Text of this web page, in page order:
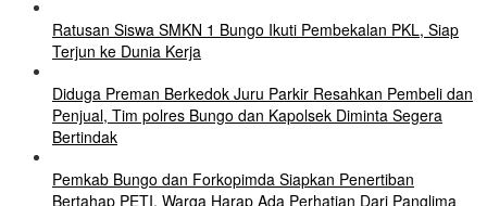
Ratusan Siswa SMKN 1 Bungo Ikuti Pembekalan PKL, Siap
Terjun ke Dunia Kerja
Diduga Preman Berkedok Juru Parkir Resahkan Pembeli dan
Penjual, Tim polres Bungo dan Kapolsek Diminta Segera
Bertindak
Pemkab Bungo dan Forkopimda Siapkan Penertiban
Bertahap PETI, Warga Harap Ada Perhatian Dari Panglima